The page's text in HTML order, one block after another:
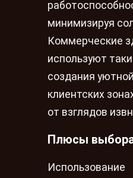
минимизируя
Коммерческие
используют
создания
клиентских
от взглядов
Плюсы
Использование